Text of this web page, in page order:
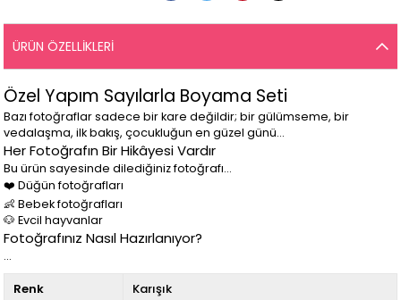
ÜRÜN ÖZELLIKLERI
Özel Yapım Sayılarla Boyama Seti
Bazı fotoğraflar sadece bir kare değildir; bir gülümseme, bir
vedalaşma, ilk bakış, çocukluğun en güzel günü...
Her Fotoğrafın Bir Hikâyesi Vardır
Bu ürün sayesinde dilediğiniz fotoğrafı...
❤️ Düğün fotoğrafları
👶 Bebek fotoğrafları
🐶 Evcil hayvanlar
Fotoğrafınız Nasıl Hazırlanıyor?
...
Renk Karışık